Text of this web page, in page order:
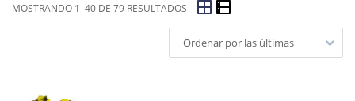
MOSTRANDO 1–40 DE 79 RESULTADOS
Ordenar por las últimas